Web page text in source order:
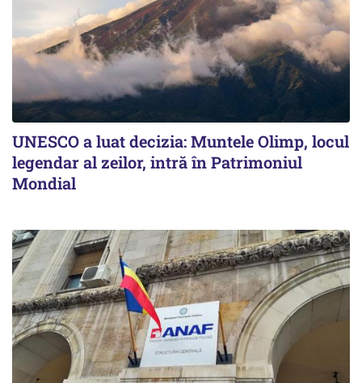
UNESCO a luat decizia: Muntele Olimp, locul
legendar al zeilor, intră în Patrimoniul
Mondial